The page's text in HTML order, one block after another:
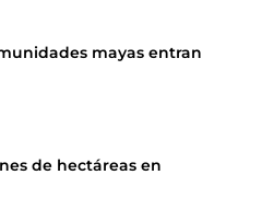
mayas entran
de hectáreas en